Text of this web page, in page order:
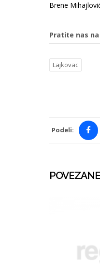
Brene
Pratite nas na
Lajkovac
Podeli: